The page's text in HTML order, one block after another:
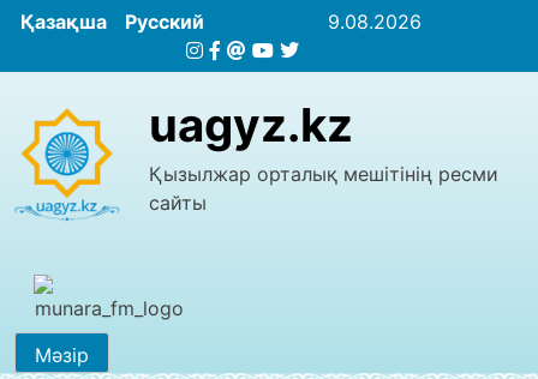
Қазақша Русский 9.08.2026
uagyz.kz
Қызылжар орталық мешітінің ресми
сайты
Мәзір